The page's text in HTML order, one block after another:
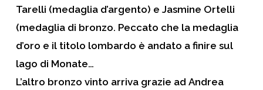
Tarelli (medaglia d’argento) e Jasmine Ortelli
(medaglia di bronzo. Peccato che la medaglia
d’oro e il titolo lombardo è andato a finire sul
lago di Monate…
L’altro bronzo vinto arriva grazie ad Andrea